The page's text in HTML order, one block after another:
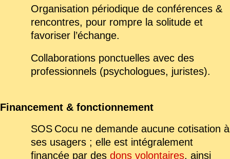
Organisation périodique de conférences &
rencontres, pour rompre la solitude et
favoriser l’échange.
Collaborations ponctuelles avec des
professionnels (psychologues, juristes).
Financement & fonctionnement
SOS Cocu ne demande aucune cotisation à
ses usagers ; elle est intégralement
financée par des dons volontaires, ainsi